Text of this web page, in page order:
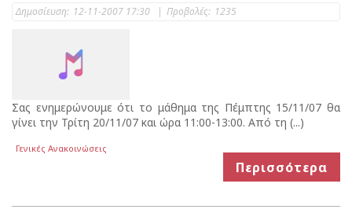
Δημοσίευση: 12-11-2007 17:30 | Προβολές: 1235
Σας ενημερώνουμε ότι το μάθημα της Πέμπτης 15/11/07 θα
γίνει την Τρίτη 20/11/07 και ώρα 11:00-13:00. Από τη (...)
Γενικές Ανακοινώσεις
Περισσότερα